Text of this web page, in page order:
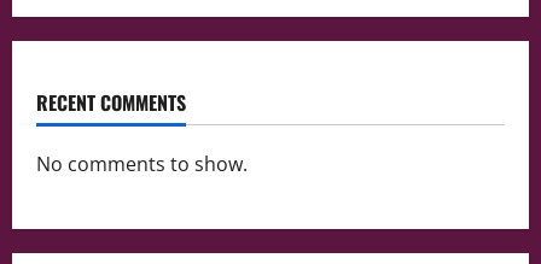
RECENT COMMENTS
No comments to show.